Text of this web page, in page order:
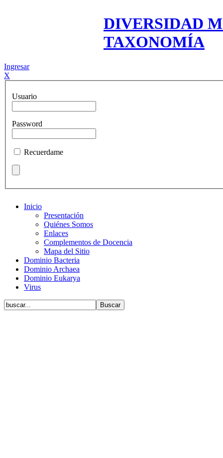
DIVERSIDAD
TAXONOMÍA
Ingresar
X
Usuario
Password
Recuerdame
Inicio
Presentación
Quiénes Somos
Enlaces
Complementos de Docencia
Mapa del Sitio
Dominio Bacteria
Dominio Archaea
Dominio Eukarya
Virus